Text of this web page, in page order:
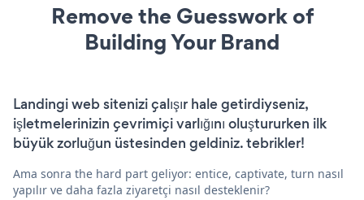
Remove the Guesswork of
Building Your Brand
Landingi web sitenizi çalışır hale getirdiyseniz,
işletmelerinizin çevrimiçi varlığını oluştururken ilk
büyük zorluğun üstesinden geldiniz. tebrikler!
Ama sonra the hard part geliyor: entice, captivate, turn nasıl
yapılır ve daha fazla ziyaretçi nasıl desteklenir?